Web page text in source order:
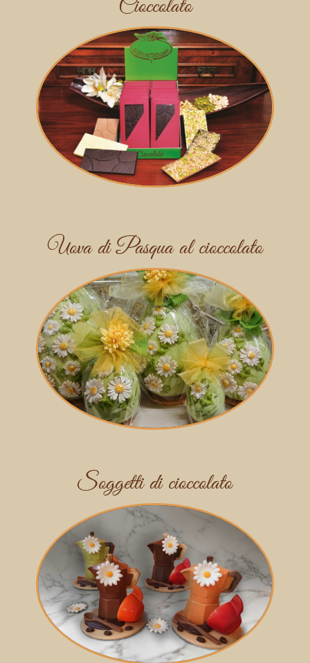
Cioccolato
Uova di Pasqua al cioccolato
Soggetti di cioccolato